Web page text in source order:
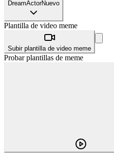
DreamActorNuevo
Plantilla de video meme
Subir plantilla de video meme
Probar plantillas de meme